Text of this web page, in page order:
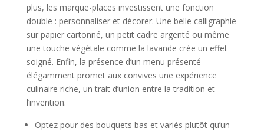
plus, les marque-places investissent une fonction
double : personnaliser et décorer. Une belle calligraphie
sur papier cartonné, un petit cadre argenté ou même
une touche végétale comme la lavande crée un effet
soigné. Enfin, la présence d’un menu présenté
élégamment promet aux convives une expérience
culinaire riche, un trait d’union entre la tradition et
l’invention.
Optez pour des bouquets bas et variés plutôt qu’un